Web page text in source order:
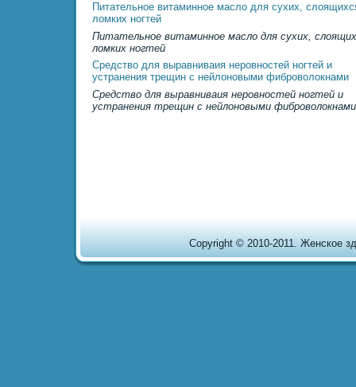
Питательное витаминное масло для сухих,
ломких ногтей
Питательное витаминное масло для сухих,
ломких ногтей
Средство для выpaвниваия неровностей ногтей и
устpaнения трещин с нейлоновыми фиброволокнами
Средство для выpaвниваия неровностей ногтей и
устpaнения трещин с нейлоновыми фиброволокнами
Copyright © 2010-2011. Женское